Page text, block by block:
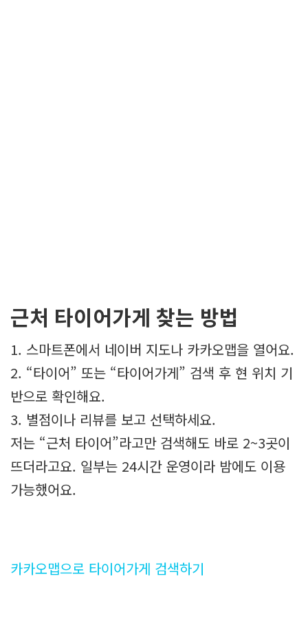
근처 타이어가게 찾는 방법
1. 스마트폰에서 네이버 지도나 카카오맵을 열어요.
2. “타이어” 또는 “타이어가게” 검색 후 현 위치 기
반으로 확인해요.
3. 별점이나 리뷰를 보고 선택하세요.
저는 “근처 타이어”라고만 검색해도 바로 2~3곳이
뜨더라고요. 일부는 24시간 운영이라 밤에도 이용
가능했어요.
카카오맵으로 타이어가게 검색하기